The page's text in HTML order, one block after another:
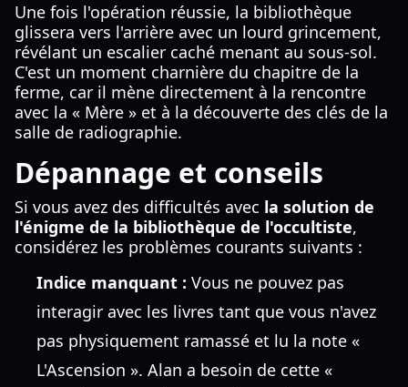
Une fois l'opération réussie, la bibliothèque
glissera vers l'arrière avec un lourd grincement,
révélant un escalier caché menant au sous-sol.
C'est un moment charnière du chapitre de la
ferme, car il mène directement à la rencontre
avec la « Mère » et à la découverte des clés de la
salle de radiographie.
Dépannage et conseils
Si vous avez des difficultés avec la solution de
l'énigme de la bibliothèque de l'occultiste,
considérez les problèmes courants suivants :
Indice manquant : Vous ne pouvez pas
interagir avec les livres tant que vous n'avez
pas physiquement ramassé et lu la note «
L'Ascension ». Alan a besoin de cette «